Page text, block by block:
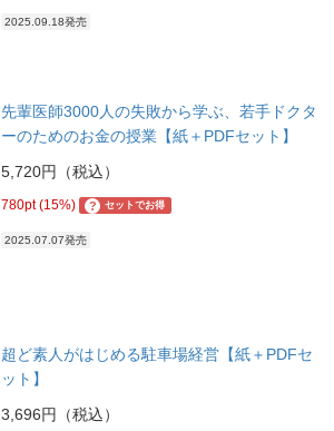
2025.09.18発売
先輩医師3000人の失敗から学ぶ、若手ドクタ
ーのためのお金の授業【紙＋PDFセット】
5,720円（税込）
780pt (15%) ? セットでお得
2025.07.07発売
超ど素人がはじめる駐車場経営【紙＋PDFセ
ット】
3,696円（税込）